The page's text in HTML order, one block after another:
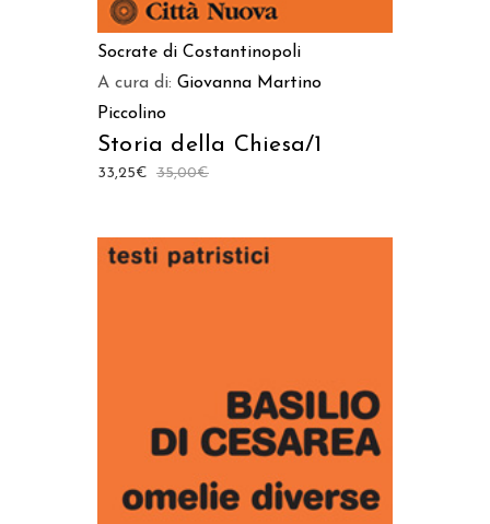
Socrate di Costantinopoli
A cura di: Giovanna Martino
Piccolino
Storia della Chiesa/1
35,00€
33,25€
AGGIUNGI AL CARRELLO